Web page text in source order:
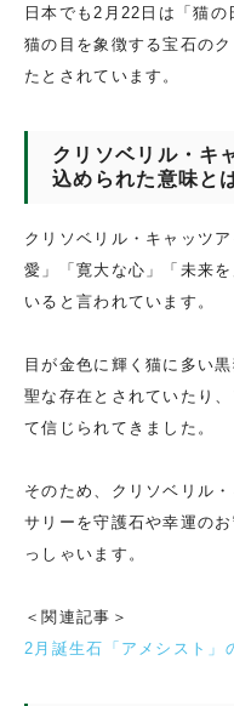
日本でも2月22日は「猫の
猫の目を象徴する宝石の
たとされています。
クリソベリル・キ
込められた意味と
クリソベリル・キャッツ
愛」「寛大な心」「未来
いると言われています。
目が金色に輝く猫に多い
聖な存在とされていたり
て信じられてきました。
そのため、クリソベリル
サリーを守護石や幸運の
っしゃいます。
＜関連記事＞
2月誕生石「アメシスト」